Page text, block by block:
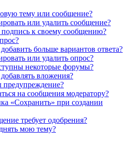
тему или сообщение?
или удалить сообщение?
к своему сообщению?
больше вариантов ответа?
или удалить опрос?
некоторые форумы?
вложения?
на сообщения модератору?
«Сохранить» при создании
требует одобрения?
мою тему?